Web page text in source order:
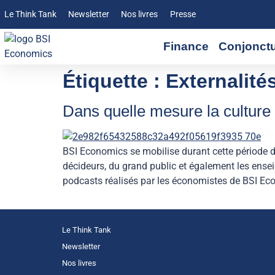
Le Think Tank Newsletter Nos livres Presse
Finance
Étiquette :
Dans quelle mesure la
BSI Economics se mobilise durant cette période
décideurs, du grand public et également les
podcasts réalisés par les économistes de BSI
Le Think Tank
Newsletter
Nos livres